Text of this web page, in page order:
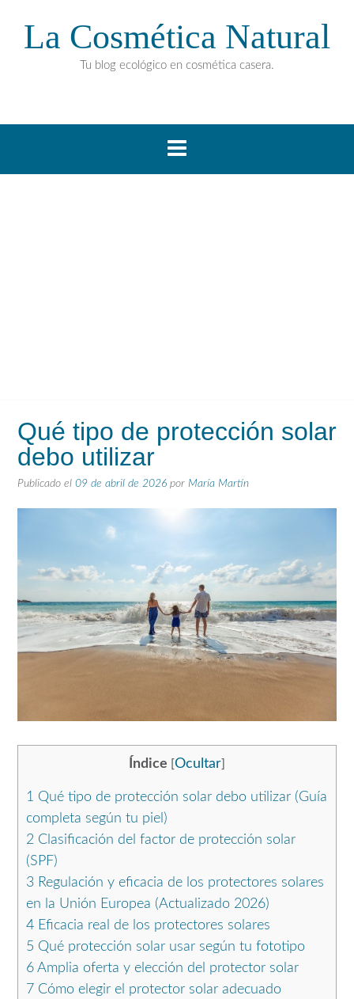
La Cosmética Natural
Tu blog ecológico en cosmética casera.
Qué tipo de protección solar
debo utilizar
Publicado el 09 de abril de 2026 por María Martín
Índice Ocultar
1 Qué tipo de protección solar debo utilizar (Guía
completa según tu piel)
2 Clasificación del factor de protección solar
(SPF)
3 Regulación y eficacia de los protectores solares
en la Unión Europea (Actualizado 2026)
4 Eficacia real de los protectores solares
5 Qué protección solar usar según tu fototipo
6 Amplia oferta y elección del protector solar
7 Cómo elegir el protector solar adecuado